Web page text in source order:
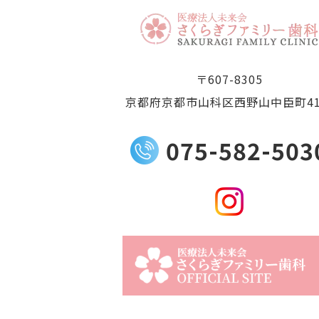
〒607-8305
京都府京都市山科区西野山中臣町
075-582-